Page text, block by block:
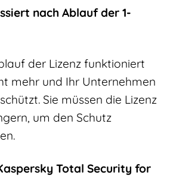
nach Ablauf der 1-
der Lizenz funktioniert
mehr und Ihr Unternehmen
Sie müssen die Lizenz
um den Schutz
Total Security for